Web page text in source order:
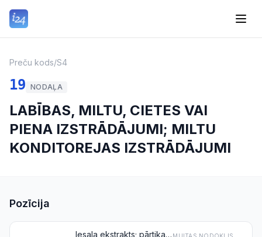
Preču kods/S4
19 NODAĻA
LABĪBAS, MILTU, CIETES VAI
PIENA IZSTRĀDĀJUMI; MILTU
KONDITOREJAS IZSTRĀDĀJUMI
Pozīcija
Iesala ekstrakts; pārtikas izstrādājumi no miltiem, putraimiem, rupja maluma miltiem, cietes vai iesala ekstrakta, kas nesatur kakao vai pilnīgi attaukotā vielā satur mazāk par 40 % no svara kakao un kas nav minēti vai iekļauti citur; pārtikas izstrādājumi no pozīciju 0401–0404 precēm, kas nesatur kakao vai pilnīgi attaukotā vielā satur mazāk par 5 % no svara kakao un kas nav minēti vai iekļauti citur MUITAS NODOKLIS